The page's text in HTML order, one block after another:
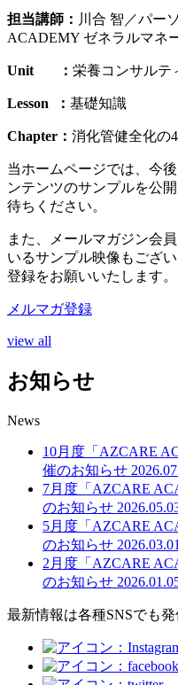
担当講師： 川合 智／パー
ACADEMY ゼネラルマネ
Unit ： 栄養コンサルテ
Lesson ： 基礎知識
Chapter： 消化管健全化の
当ホームページでは、今
ンテンツのサンプルを公
待ちください。
また、メールマガジン会
いるサンプル映像もござ
登録をお願いいたします。
メルマガ登録
view all
お知らせ
News
10月度「AZCARE
催のお知らせ
7月度「AZCARE
のお知らせ
5月度「AZCARE
のお知らせ 2026.03.01
2月度「AZCARE
のお知らせ
最新情報は各種SNSでも